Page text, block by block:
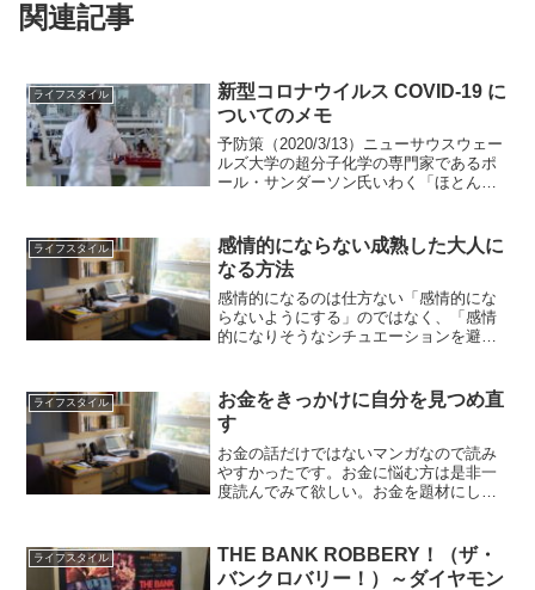
関連記事
ライフスタイル
新型コロナウイルス COVID-19 に
ついてのメモ
予防策（2020/3/13）ニューサウスウェー
ルズ大学の超分子化学の専門家であるポ
ール・サンダーソン氏いわく「ほとんど
ナノ粒子」「ウイルスの中核であるRNA
を保護し...
ライフスタイル
感情的にならない成熟した大人に
なる方法
感情的になるのは仕方ない「感情的にな
らないようにする」のではなく、「感情
的になりそうなシチュエーションを避け
れの考え方があるから、とか、あの人は
たまたま虫の居所が悪いか...
ライフスタイル
お金をきっかけに自分を見つめ直
す
お金の話だけではないマンガなので読み
やすかったです。お金に悩む方は是非一
度読んでみて欲しい。お金を題材にして
「お金がないから幸せじゃない」という
ことではなく、「心が満たさ...
ライフスタイル
THE BANK ROBBERY！（ザ・
バンクロバリー！）～ダイヤモン